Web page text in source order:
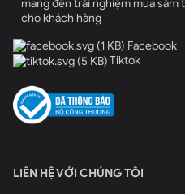
mang đến trải nghiệm mua sắm
cho khách hàng
Facebook
Tiktok
LIÊN HỆ VỚI CHÚNG TÔI